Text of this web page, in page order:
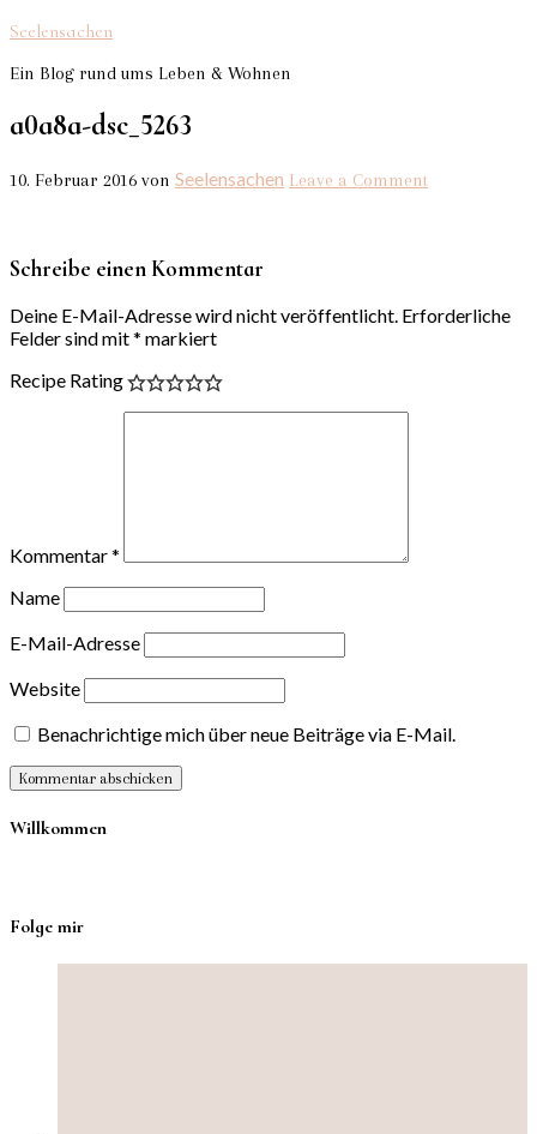
Seelensachen
Ein Blog rund ums Leben & Wohnen
a0a8a-dsc_5263
10. Februar 2016 von Seelensachen Leave a Comment
Schreibe einen Kommentar
Deine E-Mail-Adresse wird nicht veröffentlicht. Erforderliche
Felder sind mit* markiert
Recipe Rating
Kommentar*
Name
E-Mail-Adresse
Website
Benachrichtige mich über neue Beiträge via E-Mail.
Willkommen
Folge mir